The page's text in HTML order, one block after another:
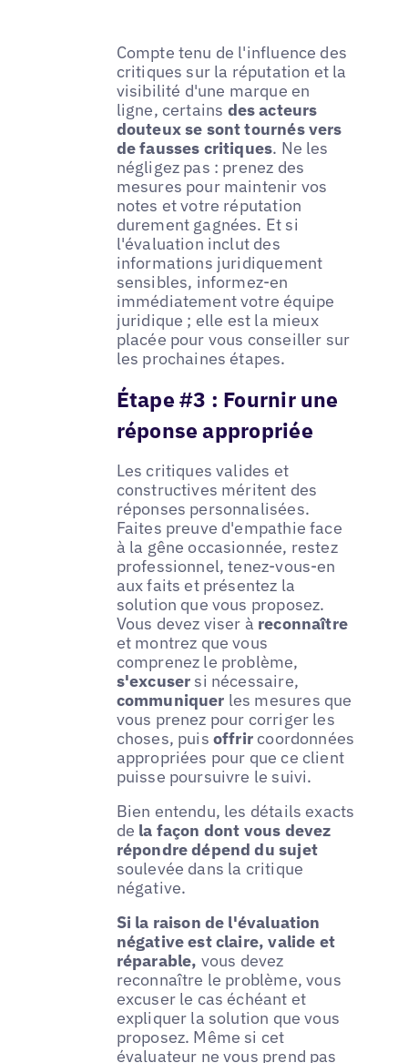
Compte tenu de l'influence des
critiques sur la réputation et la
visibilité d'une marque en
ligne, certains des acteurs
douteux se sont tournés vers
de fausses critiques. Ne les
négligez pas : prenez des
mesures pour maintenir vos
notes et votre réputation
durement gagnées. Et si
l'évaluation inclut des
informations juridiquement
sensibles, informez-en
immédiatement votre équipe
juridique ; elle est la mieux
placée pour vous conseiller sur
les prochaines étapes.
Étape #3 : Fournir une
réponse appropriée
Les critiques valides et
constructives méritent des
réponses personnalisées.
Faites preuve d'empathie face
à la gêne occasionnée, restez
professionnel, tenez-vous-en
aux faits et présentez la
solution que vous proposez.
Vous devez viser à reconnaître
et montrez que vous
comprenez le problème,
s'excuser si nécessaire,
communiquer les mesures que
vous prenez pour corriger les
choses, puis offrircoordonnées
appropriées pour que ce client
puisse poursuivre le suivi.
Bien entendu, les détails exacts
de la façon dont vous devez
répondre dépend du sujet
soulevée dans la critique
négative.
Si la raison de l'évaluation
négative est claire, valide et
réparable, vous devez
reconnaître le problème, vous
excuser le cas échéant et
expliquer la solution que vous
proposez. Même si cet
évaluateur ne vous prend pas